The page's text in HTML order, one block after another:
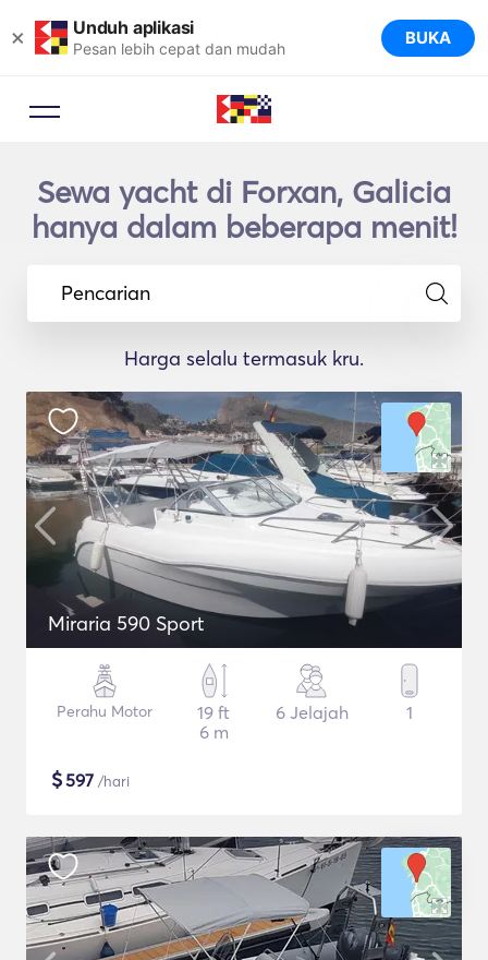
× Unduh aplikasi
Pesan lebih cepat dan mudah BUKA
Sewa yacht di Forxan, Galicia
hanya dalam beberapa menit!
Pencarian
Harga selalu termasuk kru.
Miraria 590 Sport
Perahu Motor
19 ft
6 m
6 Jelajah 1
$597 /hari